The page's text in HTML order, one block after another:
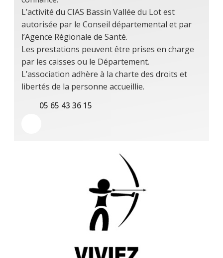
L’activité du CIAS Bassin Vallée du Lot est
autorisée par le Conseil départemental et par
l’Agence Régionale de Santé.
Les prestations peuvent être prises en charge
par les caisses ou le Département.
L’association adhère à la charte des droits et
libertés de la personne accueillie.
05 65 43 36 15